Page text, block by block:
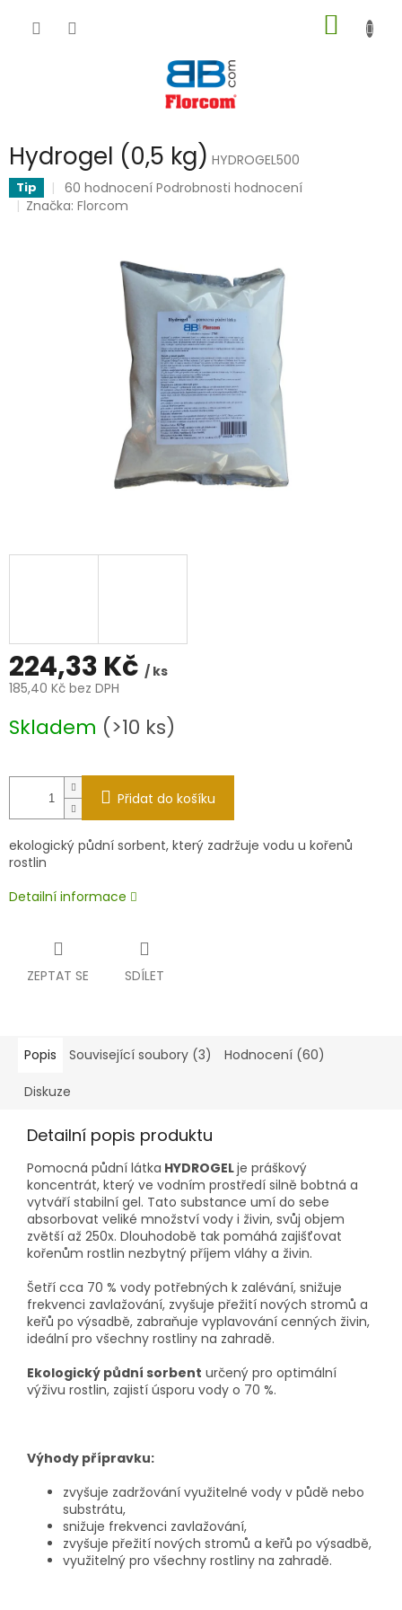
KOŠÍK
Hydrogel (0,5 kg) HYDROGEL500
Tip
Průměrné
hodnocení
hvězdiček.
60 hodnocení Podrobnosti hodnocení
Značka:Florcom
224,33 Kč / ks
185,40 Kč bez DPH
cena:
Skladem (>10 ks)
Přidat do košíku
ekologický půdní sorbent, který zadržuje vodu u kořenů
rostlin
Detailní informace
ZEPTAT SE SDÍLET
Popis Související soubory (3) Hodnocení (60)
Diskuze
Detailní popis produktu
Pomocná půdní látka HYDROGELje práškový
koncentrát, který ve vodním prostředí silně bobtná a
vytváří stabilní gel. Tato substance umí do sebe
absorbovat veliké množství vody i živin, svůj objem
zvětší až 250x. Dlouhodobě tak pomáhá zajišťovat
kořenům rostlin nezbytný příjem vláhy a živin.
Šetří cca 70 % vody potřebných k zalévání, snižuje
frekvenci zavlažování, zvyšuje přežití nových stromů a
keřů po výsadbě, zabraňuje vyplavování cenných živin,
ideální pro všechny rostliny na zahradě.
Ekologický půdní sorbent určený pro optimální
výživu rostlin, zajistí úsporu vody o 70 %.
Výhody přípravku:
zvyšuje zadržování využitelné vody v půdě nebo
substrátu,
snižuje frekvenci zavlažování,
zvyšuje přežití nových stromů a keřů po výsadbě,
využitelný pro všechny rostliny na zahradě.